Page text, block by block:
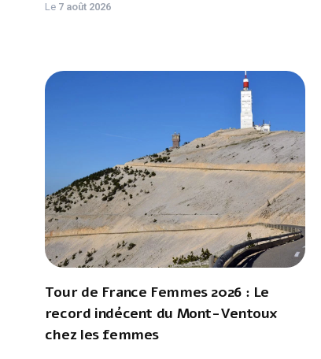
Le 7 août 2026
Tour de France Femmes 2026 : Le
record indécent du Mont-Ventoux
chez les femmes